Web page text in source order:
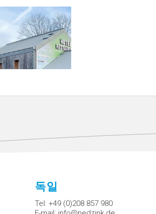
독일
Tel: +49 (0)208 857 980